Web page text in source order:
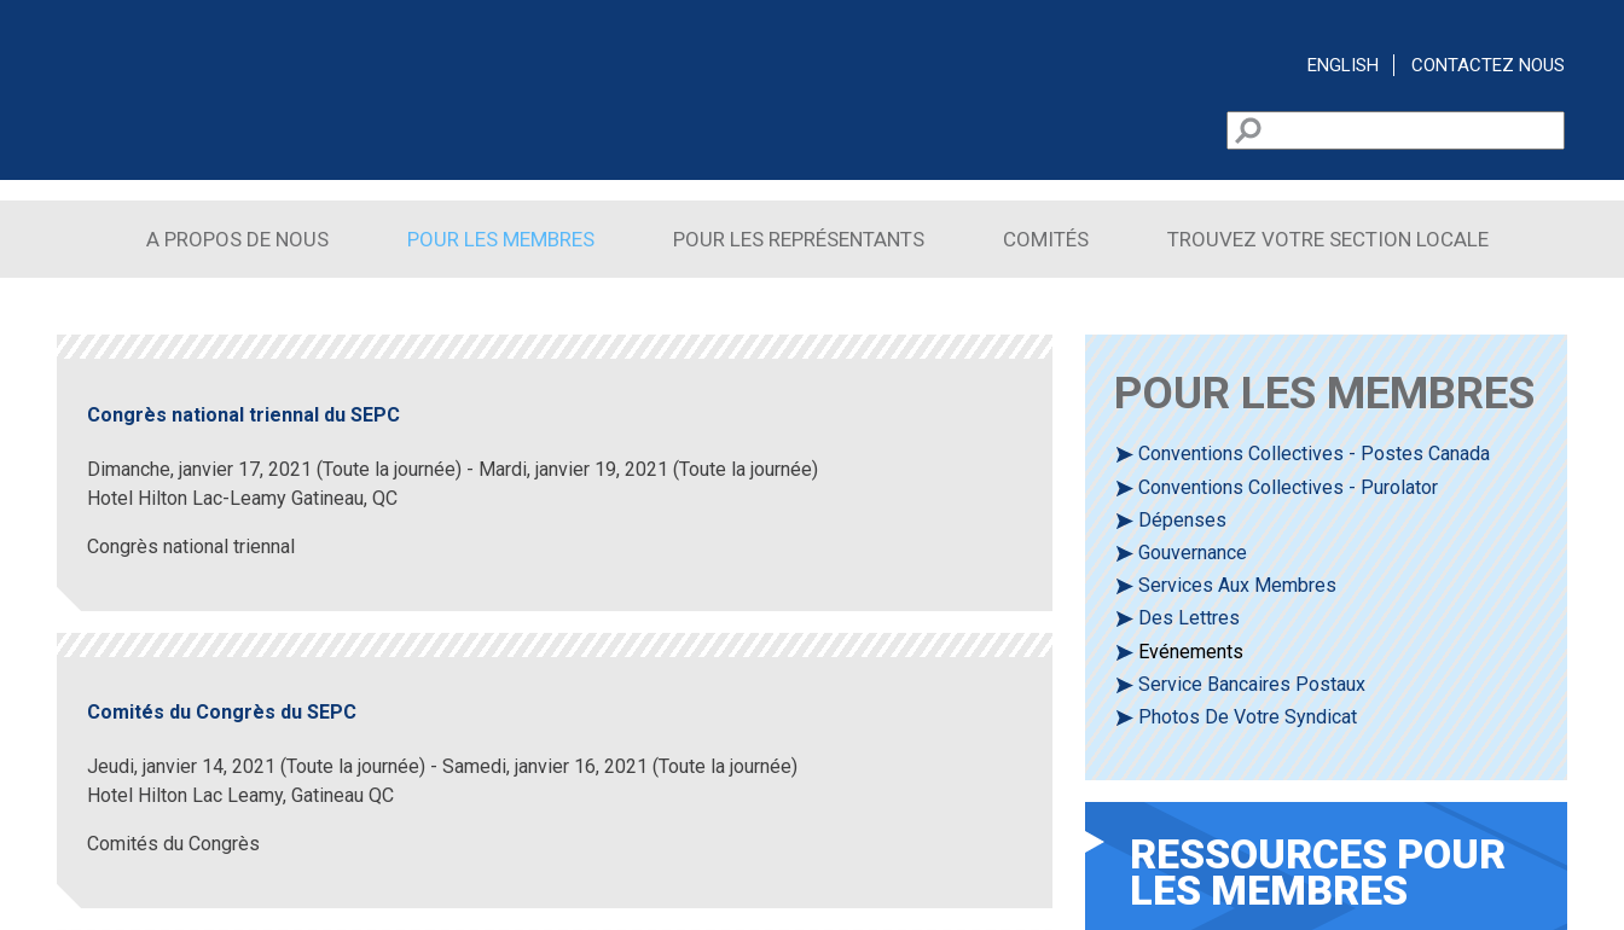
ENGLISH CONTACTEZ NOUS
Formulaire de recherche
Rechercher
A PROPOS DE NOUS POUR LES MEMBRES POUR LES REPRÉSENTANTS COMITÉS TROUVEZ VOTRE SECTION LOCALE
Congrès national triennal du SEPC
Dimanche, janvier 17, 2021 (Toute la journée) - Mardi, janvier 19, 2021 (Toute la journée)
Hotel Hilton Lac-Leamy Gatineau, QC
Congrès national triennal
Comités du Congrès du SEPC
Jeudi, janvier 14, 2021 (Toute la journée) -Samedi, janvier 16, 2021 (Toute la journée)
Hotel Hilton Lac Leamy, Gatineau QC
Comités du Congrès
POUR LES MEMBRES
Conventions Collectives - Postes Canada
Conventions Collectives - Purolator
Dépenses
Gouvernance
Services Aux Membres
Des Lettres
Evénements
Service Bancaires Postaux
Photos De Votre Syndicat
RESSOURCES POUR
LES MEMBRES